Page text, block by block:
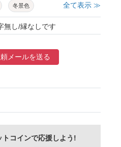
冬景色
町並み 町
自然 壁紙
ム ハガキ
セット
全て表示 ≫
無し/縁なしです
メールを送る
トコインで応援しよう!